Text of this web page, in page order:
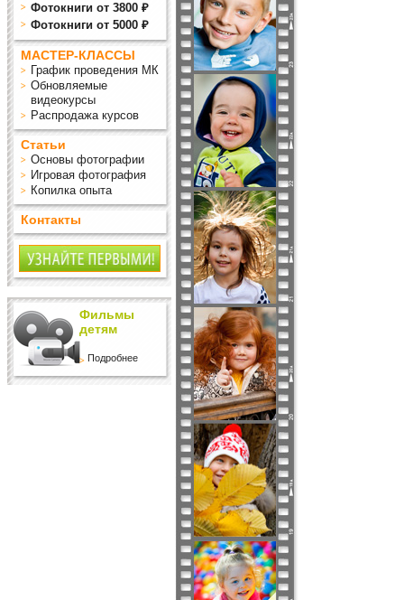
Фотокниги от 3800 ₽
Фотокниги от 5000 ₽
МАСТЕР-КЛАССЫ
График проведения МК
Обновляемые
видеокурсы
Распродажа курсов
Статьи
Основы фотографии
Игровая фотография
Копилка опыта
Контакты
Фильмы
детям
Подробнее